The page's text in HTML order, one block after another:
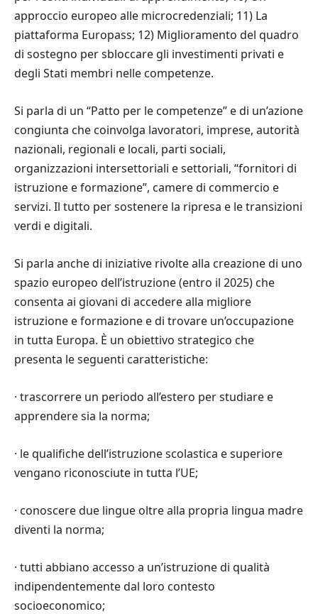
approccio europeo alle microcredenziali; 11) La
piattaforma Europass; 12) Miglioramento del quadro
di sostegno per sbloccare gli investimenti privati e
degli Stati membri nelle competenze.
Si parla di un “Patto per le competenze” e di un’azione
congiunta che coinvolga lavoratori, imprese, autorità
nazionali, regionali e locali, parti sociali,
organizzazioni intersettoriali e settoriali, “fornitori di
istruzione e formazione”, camere di commercio e
servizi. Il tutto per sostenere la ripresa e le transizioni
verdi e digitali.
Si parla anche di iniziative rivolte alla creazione di uno
spazio europeo dell’istruzione (entro il 2025) che
consenta ai giovani di accedere alla migliore
istruzione e formazione e di trovare un’occupazione
in tutta Europa. È un obiettivo strategico che
presenta le seguenti caratteristiche:
· trascorrere un periodo all’estero per studiare e
apprendere sia la norma;
· le qualifiche dell’istruzione scolastica e superiore
vengano riconosciute in tutta l’UE;
· conoscere due lingue oltre alla propria lingua madre
diventi la norma;
· tutti abbiano accesso a un’istruzione di qualità
indipendentemente dal loro contesto
socioeconomico;